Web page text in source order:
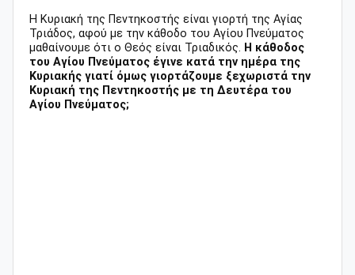
Η Κυριακή της Πεντηκοστής είναι γιορτή της Αγίας
Τριάδος, αφού με την κάθοδο του Αγίου Πνεύματος
μαθαίνουμε ότι ο Θεός είναι Τριαδικός. Η κάθοδος
του Αγίου Πνεύματος έγινε κατά την ημέρα της
Κυριακής γιατί όμως γιορτάζουμε ξεχωριστά την
Κυριακή της Πεντηκοστής με τη Δευτέρα του
Αγίου Πνεύματος;